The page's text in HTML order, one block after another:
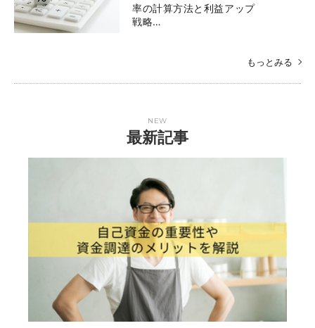
率の計算方法と利益アップ
戦略…
もっとみる
NEW
最新記事